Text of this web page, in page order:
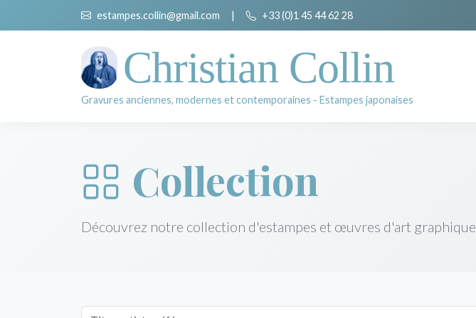
estampes.collin@gmail.com | +33 (0)1 45 44 62 28
Christian Collin
Gravures anciennes, modernes et contemporaines - Estampes japonaises
Collection
Découvrez notre collection d'estampes et œuvres d'art graphique